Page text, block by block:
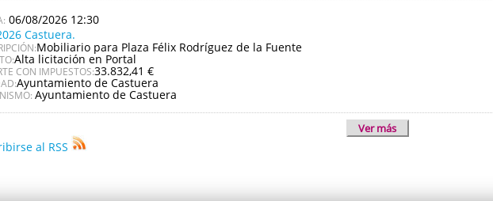
06/08/2026 12:30
Castuera.
Mobiliario para Plaza Félix Rodríguez de la Fuente
Alta licitación en Portal
CON IMPUESTOS:33.832,41 €
Ayuntamiento de Castuera
Ayuntamiento de Castuera
Ver más
al RSS